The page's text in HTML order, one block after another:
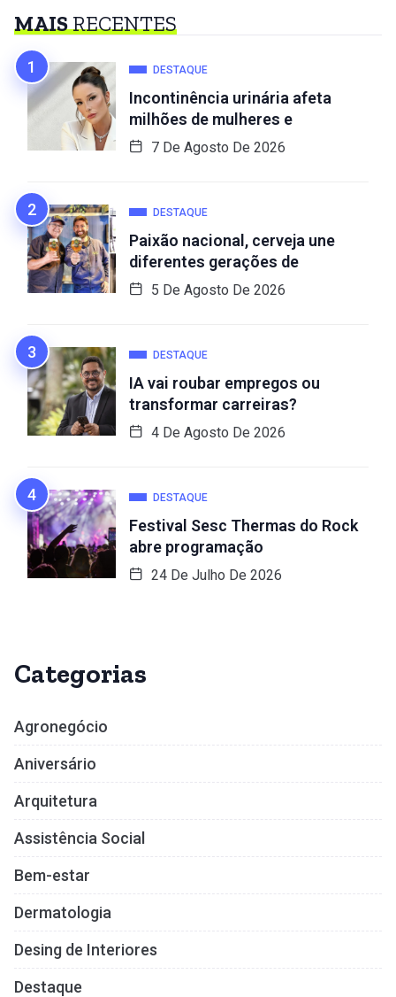
MAISRECENTES
DESTAQUE
Incontinência urinária afeta
milhões de mulheres e
7 De Agosto De 2026
DESTAQUE
Paixão nacional, cerveja une
diferentes gerações de
5 De Agosto De 2026
DESTAQUE
IA vai roubar empregos ou
transformar carreiras?
4 De Agosto De 2026
DESTAQUE
Festival Sesc Thermas do Rock
abre programação
24 De Julho De 2026
Categorias
Agronegócio
Aniversário
Arquitetura
Assistência Social
Bem-estar
Dermatologia
Desing de Interiores
Destaque